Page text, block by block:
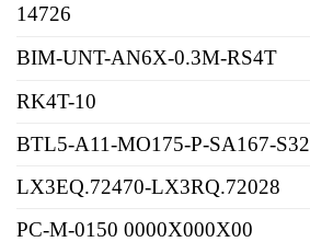
14726
BIM-UNT-AN6X-0.3M-RS4T
RK4T-10
BTL5-A11-MO175-P-SA167-S32
LX3EQ.72470-LX3RQ.72028
PC-M-0150 0000X000X00